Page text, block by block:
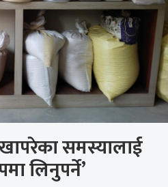
समस्यालाई
लिनुपर्ने’